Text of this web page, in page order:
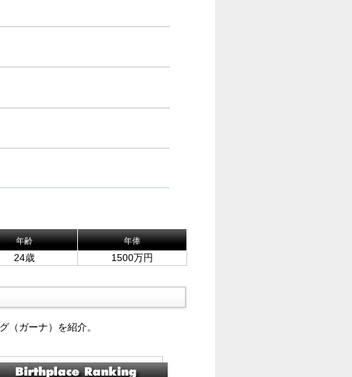
年齢 年俸
24歳 1500万円
（ガーナ）を紹介。